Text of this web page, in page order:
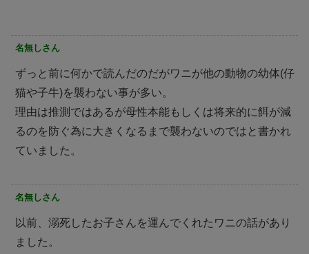
名無しさん
ずっと前に何かで読んだのだがワニが他の動物の幼体(仔
猫や子牛)を襲わない事が多い。
理由は推測ではあるが母性本能もしくは将来的に餌が減
るのを防ぐ為に大きくなるまで襲わないのではと書かれ
ていました。
名無しさん
以前、溺死したお子さんを運んでくれたワニの話があり
ました。